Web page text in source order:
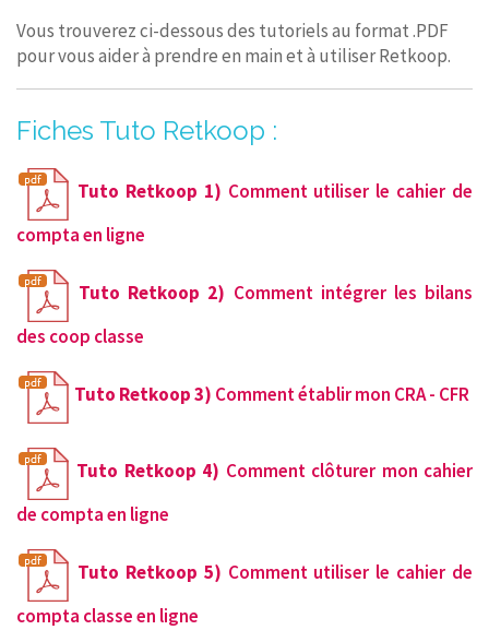
Vous trouverez ci-dessous des tutoriels au format .PDF
pour vous aider à prendre en main et à utiliser Retkoop.
Fiches Tuto Retkoop :
Tuto Retkoop 1) Comment utiliser le cahier de
compta en ligne
Tuto Retkoop 2) Comment intégrer les bilans
des coop classe
Tuto Retkoop 3) Comment établir mon CRA - CFR
Tuto Retkoop 4) Comment clôturer mon cahier
de compta en ligne
Tuto Retkoop 5) Comment utiliser le cahier de
compta classe en ligne